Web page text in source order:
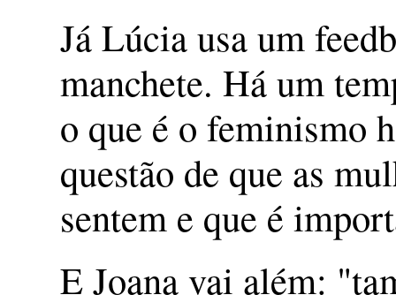
Já Lúcia usa um
manchete. Há um
o que é o feminismo
questão de que as
sentem e que é
E Joana vai além: